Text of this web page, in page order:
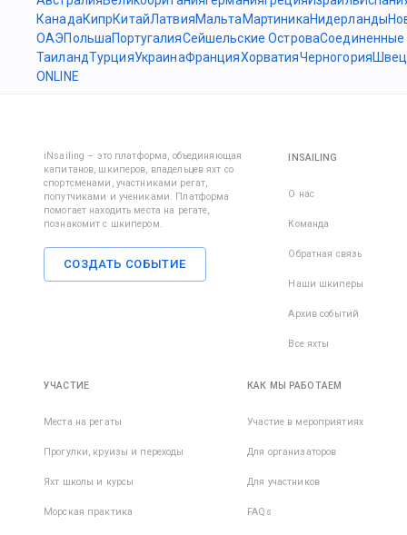
КанадаКипрКитайЛатвияМальта МартиникаНидерланды
ОАЭПольшаПортугалияСейшельские Острова
ТаиландТурцияУкраинаФранцияХорватияЧерногория
ONLINE
iNsailing – это платформа, объединяющая
капитанов, шкиперов, владельцев яхт со
спортсменами, участниками регат,
попутчиками и учениками. Платформа
помогает находить места на регате,
познакомит с шкипером.
СОЗДАТЬ СОБЫТИЕ
INSAILING
О нас
Команда
Обратная связь
Наши шкиперы
Архив событий
Все яхты
УЧАСТИЕ
Места на регаты
Прогулки, круизы и переходы
Яхт школы и курсы
Морская практика
КАК МЫ РАБОТАЕМ
Участие в мероприятиях
Для организаторов
Для участников
FAQs